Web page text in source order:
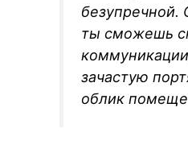
ты сможешь
зачастую
облик